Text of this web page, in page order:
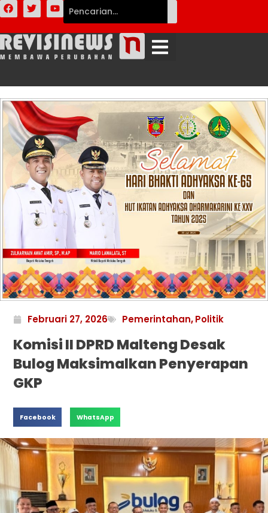
Februari 27, 2026 Pemerintahan,Politik
Komisi II DPRD Malteng Desak
Bulog Maksimalkan Penyerapan
GKP
Facebook WhatsApp